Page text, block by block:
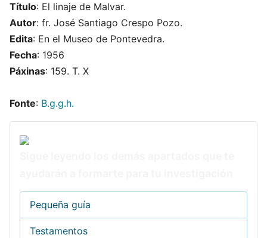
Título: El linaje de Malvar.
Autor: fr. José Santiago Crespo Pozo.
Edita: En el Museo de Pontevedra.
Fecha: 1956
Páxinas: 159. T. X
Fonte: B.g.g.h.
Pequeña guía
Testamentos